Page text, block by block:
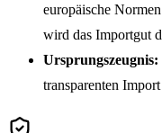
europäische
wird das Importgut
Ursprungszeugnis:
transparenten